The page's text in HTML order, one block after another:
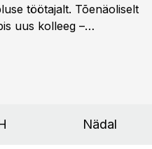
töötajalt. Tõenäoliselt
uus kolleeg –
Nädal